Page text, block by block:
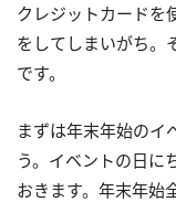
クレジットカードを
をしてしまいがち。
です。
まずは年末年始のイ
う。イベントの日に
おきます。年末年始